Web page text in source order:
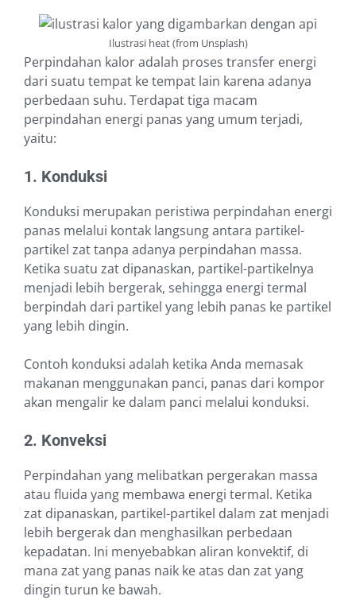
Ilustrasi heat (from Unsplash)
Perpindahan kalor adalah proses transfer energi
dari suatu tempat ke tempat lain karena adanya
perbedaan suhu. Terdapat tiga macam
perpindahan energi panas yang umum terjadi,
yaitu:
1. Konduksi
Konduksi merupakan peristiwa perpindahan energi
panas melalui kontak langsung antara partikel-
partikel zat tanpa adanya perpindahan massa.
Ketika suatu zat dipanaskan, partikel-partikelnya
menjadi lebih bergerak, sehingga energi termal
berpindah dari partikel yang lebih panas ke partikel
yang lebih dingin.
Contoh konduksi adalah ketika Anda memasak
makanan menggunakan panci, panas dari kompor
akan mengalir ke dalam panci melalui konduksi.
2. Konveksi
Perpindahan yang melibatkan pergerakan massa
atau fluida yang membawa energi termal. Ketika
zat dipanaskan, partikel-partikel dalam zat menjadi
lebih bergerak dan menghasilkan perbedaan
kepadatan. Ini menyebabkan aliran konvektif, di
mana zat yang panas naik ke atas dan zat yang
dingin turun ke bawah.